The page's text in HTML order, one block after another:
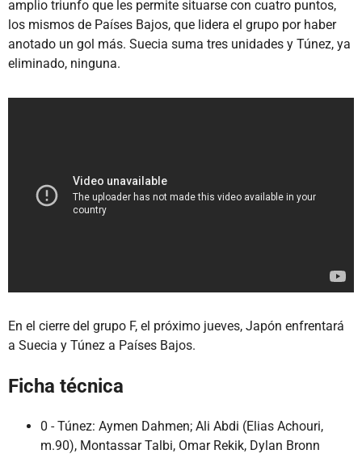
amplio triunfo que les permite situarse con cuatro puntos,
los mismos de Países Bajos, que lidera el grupo por haber
anotado un gol más. Suecia suma tres unidades y Túnez, ya
eliminado, ninguna.
En el cierre del grupo F, el próximo jueves, Japón enfrentará
a Suecia y Túnez a Países Bajos.
Ficha técnica
0 - Túnez: Aymen Dahmen; Ali Abdi (Elias Achouri,
m.90), Montassar Talbi, Omar Rekik, Dylan Bronn